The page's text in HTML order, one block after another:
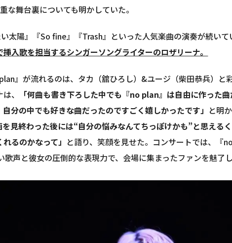
な舞台裏についても明かしていた。
太陽』『So fine』『Trash』といった人気楽曲の演奏が続い
挿入歌を担当するシンガーソングライターのロザリーナ。
』が流れるのは、タカ（舘ひろし）&ユージ（柴田恭兵）と
、
「何曲も書き下ろした中でも『no plan』は自由に作った
分の中でも好きな曲だったのですごく嬉しかったです」 と明
見終わった後には“自分の悩みなんてちっぽけかも”と思える
るのかなって」 と語り、笑顔を見せた。コンサートでは、
声と彼女の圧倒的な表現力で、会場に集まったファンを魅了し